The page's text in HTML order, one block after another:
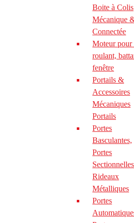
Bienvenue à Bettembourg, où le
de chaque foyer. Chez Lux
l’importance de ces valeurs et nous
qui répond à vos besoins. La
est bien plus qu’une
véritable changement de mode de
Boite à Colis
Mécanique
Connectée
Moteur pour
roulant,
fenêtre
Portails &
Accessoires
Mécaniques
Portails
Portes
Basculantes,
Portes
Rideaux
Métalliques
Portes